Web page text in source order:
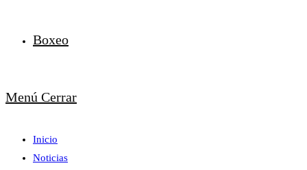
Boxeo
Menú Cerrar
Inicio
Noticias